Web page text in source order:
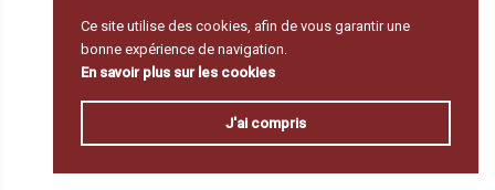
Ce site utilise des cookies, afin de vous garantir une
bonne expérience de navigation.
En savoir plus sur les cookies
J'ai compris